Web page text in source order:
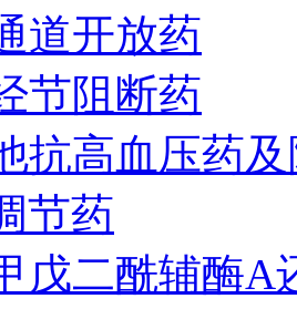
道开放药
节阻断药
抗高血压药
节药
戊二酰辅酶A